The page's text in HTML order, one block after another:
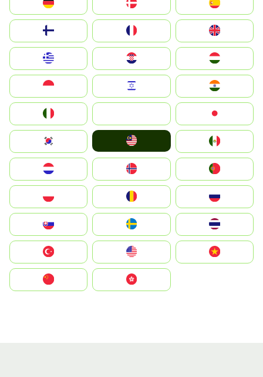
Deutschland
United Kingdom
Magyarország
South Korea
United States
中國香港特別行政區